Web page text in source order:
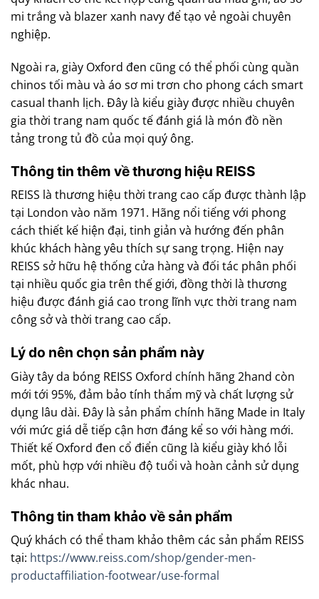
mi trắng và blazer xanh navy để tạo vẻ ngoài chuyên
nghiệp.
Ngoài ra, giày Oxford đen cũng có thể phối cùng quần
chinos tối màu và áo sơ mi trơn cho phong cách smart
casual thanh lịch. Đây là kiểu giày được nhiều chuyên
gia thời trang nam quốc tế đánh giá là món đồ nền
tảng trong tủ đồ của mọi quý ông.
Thông tin thêm về thương hiệu REISS
REISS là thương hiệu thời trang cao cấp được thành lập
tại London vào năm 1971. Hãng nổi tiếng với phong
cách thiết kế hiện đại, tinh giản và hướng đến phân
khúc khách hàng yêu thích sự sang trọng. Hiện nay
REISS sở hữu hệ thống cửa hàng và đối tác phân phối
tại nhiều quốc gia trên thế giới, đồng thời là thương
hiệu được đánh giá cao trong lĩnh vực thời trang nam
công sở và thời trang cao cấp.
Lý do nên chọn sản phẩm này
Giày tây da bóng REISS Oxford chính hãng 2hand còn
mới tới 95%, đảm bảo tính thẩm mỹ và chất lượng sử
dụng lâu dài. Đây là sản phẩm chính hãng Made in Italy
với mức giá dễ tiếp cận hơn đáng kể so với hàng mới.
Thiết kế Oxford đen cổ điển cũng là kiểu giày khó lỗi
mốt, phù hợp với nhiều độ tuổi và hoàn cảnh sử dụng
khác nhau.
Thông tin tham khảo về sản phẩm
Quý khách có thể tham khảo thêm các sản phẩm REISS
tại: https://www.reiss.com/shop/gender-men-
productaffiliation-footwear/use-formal